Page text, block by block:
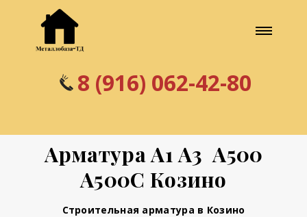
8 (916) 062-42-80
Арматура А1 А3 А500
А500С Козино
Строительная арматура в Козино